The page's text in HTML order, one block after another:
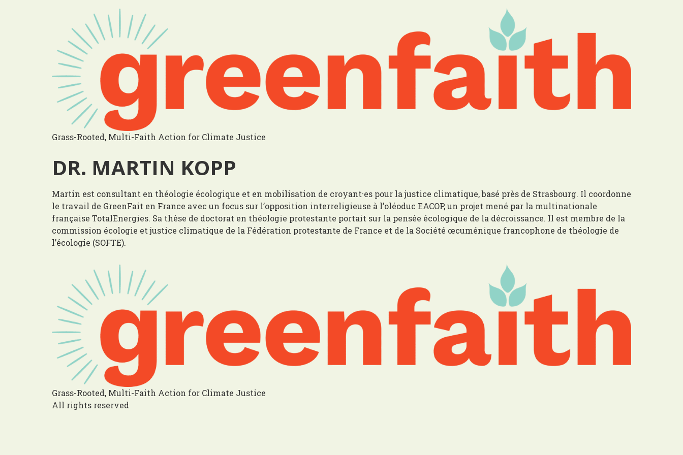
Grass-Rooted, Multi-Faith Action for Climate Justice
DR. MARTIN KOPP
Martin est consultant en théologie écologique et en mobilisation de croyant·es pour la justice climatique, basé près de Strasbourg. Il coordonne
le travail de GreenFait en France avec un focus sur l’opposition interreligieuse à l’oléoduc EACOP, un projet mené par la multinationale
française TotalEnergies. Sa thèse de doctorat en théologie protestante portait sur la pensée écologique de la décroissance. Il est membre de la
commission écologie et justice climatique de la Fédération protestante de France et de la Société œcuménique francophone de théologie de
l’écologie (SOFTE).
Grass-Rooted, Multi-Faith Action for Climate Justice
All rights reserved